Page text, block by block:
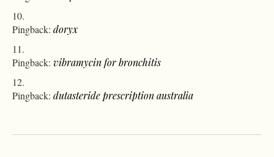
Pingback: doryx
Pingback: vibramycin for bronchitis
Pingback: dutasteride prescription australia